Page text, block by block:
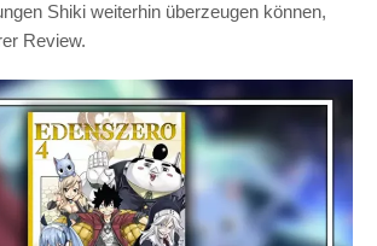
Shiki weiterhin überzeugen können,
Review.